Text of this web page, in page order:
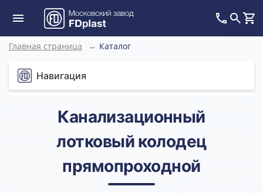
Главная страница → Каталог
Навигация
Канализационный
лотковый колодец
прямопроходной